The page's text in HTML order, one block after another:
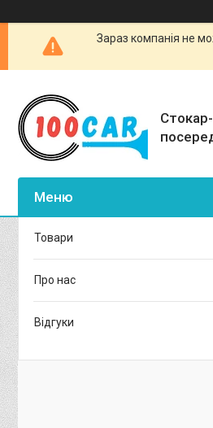
Зараз компанія не
Товари
Про нас
Відгуки